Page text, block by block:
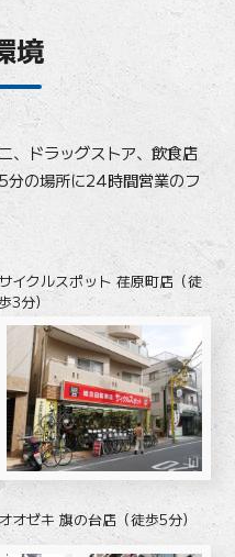
境
、ドラッグストア、飲食店
分の場所に24時間営業のフ
イクルスポット 荏原町店（徒
3分）
オオゼキ 旗の台店（徒歩5分）